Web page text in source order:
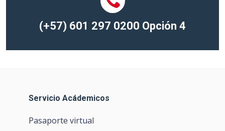
(+57) 601 297 0200 Opción 4
Servicio Acádemicos
Pasaporte virtual